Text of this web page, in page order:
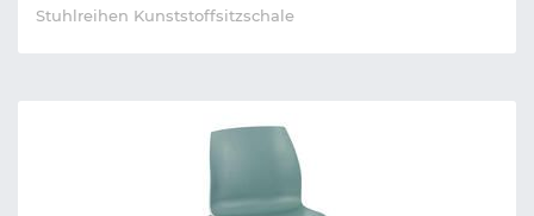
Stuhlreihen Kunststoffsitzschale